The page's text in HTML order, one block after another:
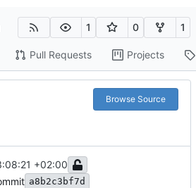
1 0 1
Pull Requests Projects
Browse Source
+02:00
a8b2c3bf7d